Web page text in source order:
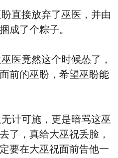
直接放弃了巫医，并由
成了个粽子。
医竟然这个时候怂了，
前的巫盼，希望巫盼能
计可施，更是暗骂这巫
了，真给大巫祝丢脸，
要在大巫祝面前告他一